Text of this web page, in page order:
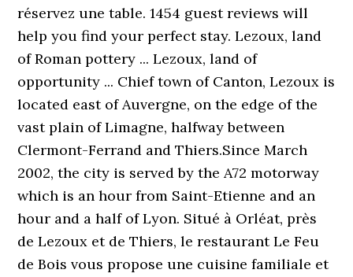
réservez une table. 1454 guest reviews will
help you find your perfect stay. Lezoux, land
of Roman pottery ... Lezoux, land of
opportunity ... Chief town of Canton, Lezoux is
located east of Auvergne, on the edge of the
vast plain of Limagne, halfway between
Clermont-Ferrand and Thiers.Since March
2002, the city is served by the A72 motorway
which is an hour from Saint-Etienne and an
hour and a half of Lyon. Situé à Orléat, près
de Lezoux et de Thiers, le restaurant Le Feu
de Bois vous propose une cuisine familiale et